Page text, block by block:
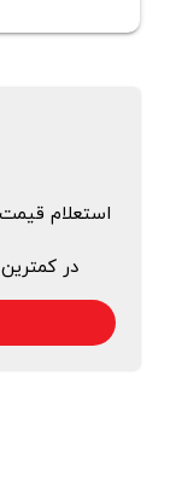
استعلام
در